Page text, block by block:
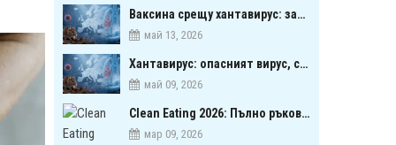
Ваксина срещу хантавирус: започна ли следващата голяма надпревара в медицината?
май 13, 2026
Хантавирус: опасният вирус, свързан с гризачи, който предизвика тревога в Европа
май 09, 2026
Clean Eating 2026: Пълно ръководство за биооптимизация чрез хранене
мар 09, 2026